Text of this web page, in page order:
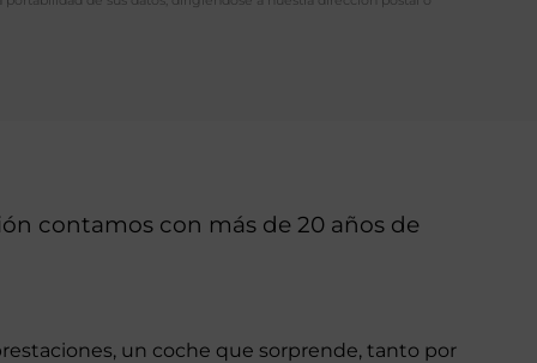
contamos con más de 20 años de
un coche que sorprende, tanto por